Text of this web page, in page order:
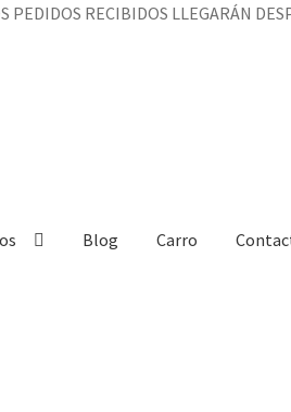
PEDIDOS RECIBIDOS LLEGARÁN
Blog Carro